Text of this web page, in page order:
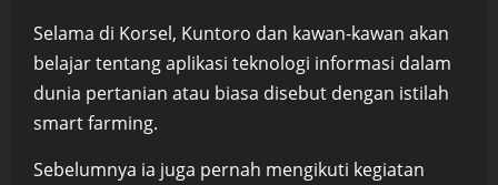
Selama di Korsel, Kuntoro dan kawan-kawan akan
belajar tentang aplikasi teknologi informasi dalam
dunia pertanian atau biasa disebut dengan istilah
smart farming.
Sebelumnya ia juga pernah mengikuti kegiatan